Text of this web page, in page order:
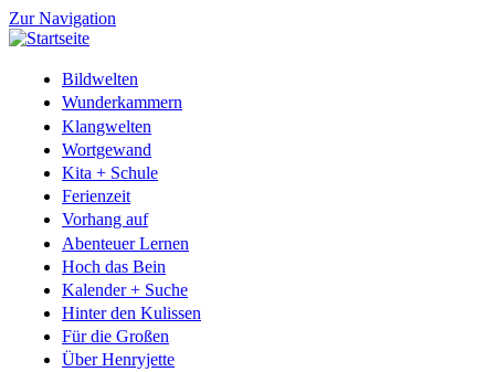
Zur Navigation
Bildwelten
Wunderkammern
Klangwelten
Wortgewand
Kita + Schule
Ferienzeit
Vorhang auf
Abenteuer Lernen
Hoch das Bein
Kalender + Suche
Hinter den Kulissen
Für die Großen
Über Henryjette